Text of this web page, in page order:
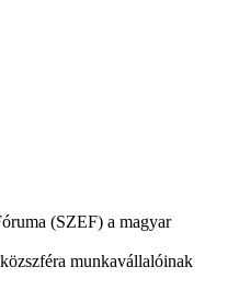
(SZEF) a magyar
munkavállalóinak